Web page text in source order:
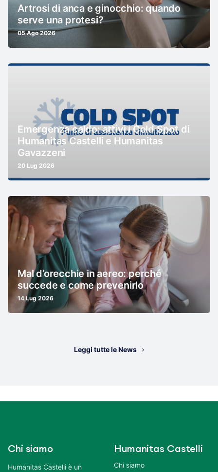
Artrosi di anca e ginocchio: quando
serve una protesi?
05 Ago 2026
Emergenza caldo: attivi i Cold Spot di
Humanitas Castelli e Humanitas
Gavazzeni
20 Lug 2026
Mal d’orecchie in aereo: perché
succede e come prevenirlo
14 Lug 2026
Leggi tutte le News
Chi siamo
Humanitas Castelli è un
Humanitas Castelli
Chi siamo